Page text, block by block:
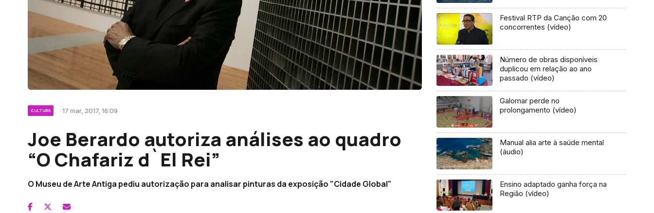
CULTURA 17 mar, 2017, 16:09
Joe Berardo autoriza análises ao quadro
“O Chafariz d`El Rei”
O Museu de Arte Antiga pediu autorização para analisar pinturas da exposição "Cidade Global"
Festival RTP da Canção com 20
concorrentes (vídeo)
Número de obras disponíveis
duplicou em relação ao ano
passado (vídeo)
Galomar perde no
prolongamento (vídeo)
Manual alia arte à saúde mental
(áudio)
Ensino adaptado ganha força na
Região (vídeo)